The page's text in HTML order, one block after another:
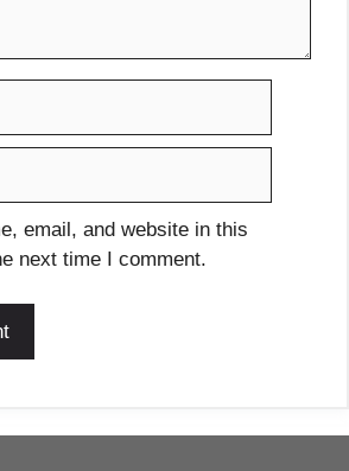
email, and website in this
next time I comment.